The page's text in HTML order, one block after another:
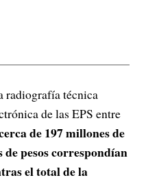
radiografía técnica
de las EPS entre
de 197 millones de
de pesos correspondían
el total de la